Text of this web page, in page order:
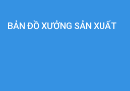
BẢN ĐỒ XƯỞNG SẢN XUẤT